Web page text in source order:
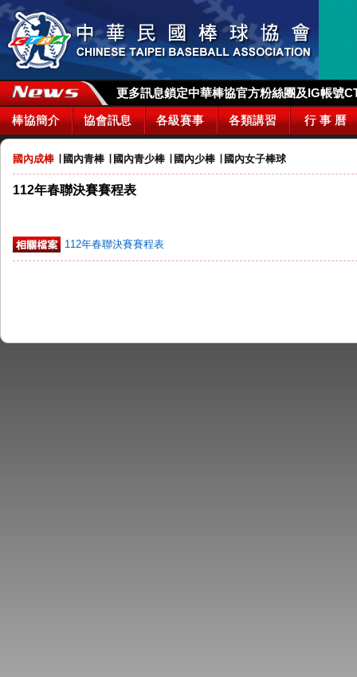
更多訊息鎖定中華棒協官方粉絲團及IG帳號
棒協簡介 協會訊息 各級賽事 各類講習 行 事 曆
國內成棒 國內青棒 國內青少棒 國內少棒 國內女子棒球
112年春聯決賽賽程表
112年春聯決賽賽程表